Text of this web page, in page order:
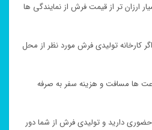
ارزان تر از قیمت فرش از نمایندگی ها
کارخانه تولیدی فرش مورد نظر از محل
ها مسافت و هزینه سفر به صرفه
دارید و تولیدی فرش از شما دور